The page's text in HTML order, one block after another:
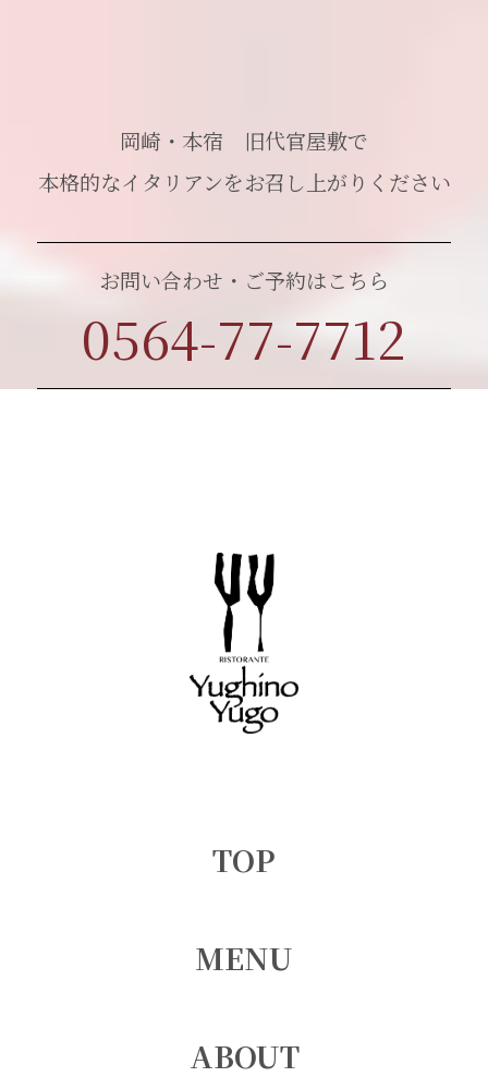
岡崎・本宿 旧代官屋敷で
本格的なイタリアンをお召し上がりください
お問い合わせ・ご予約はこちら
0564-77-7712
TOP
MENU
ABOUT